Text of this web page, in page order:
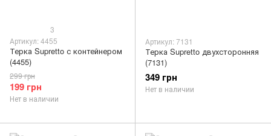
3
Артикул: 4455
Терка Supretto с контейнером
(4455)
199 грн
299 грн
Нет в наличии
Артикул: 7131
Терка Supretto двухсторонняя
(7131)
349 грн
Нет в наличии